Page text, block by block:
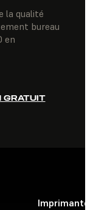
la qualité
bureau
en
GRATUIT